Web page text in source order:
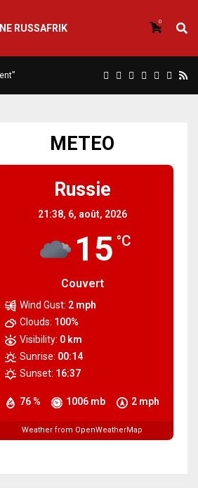
RUSSAFRIK
0
METEO
Russie
21:38, 6, août, 2026
15 °C
Couvert
76 % 1006 mb 2 mph
Wind Gust: 2 mph
Clouds: 100%
Visibility: 0 km
Sunrise: 00:14
Sunset: 16:37
Weather from OpenWeatherMap